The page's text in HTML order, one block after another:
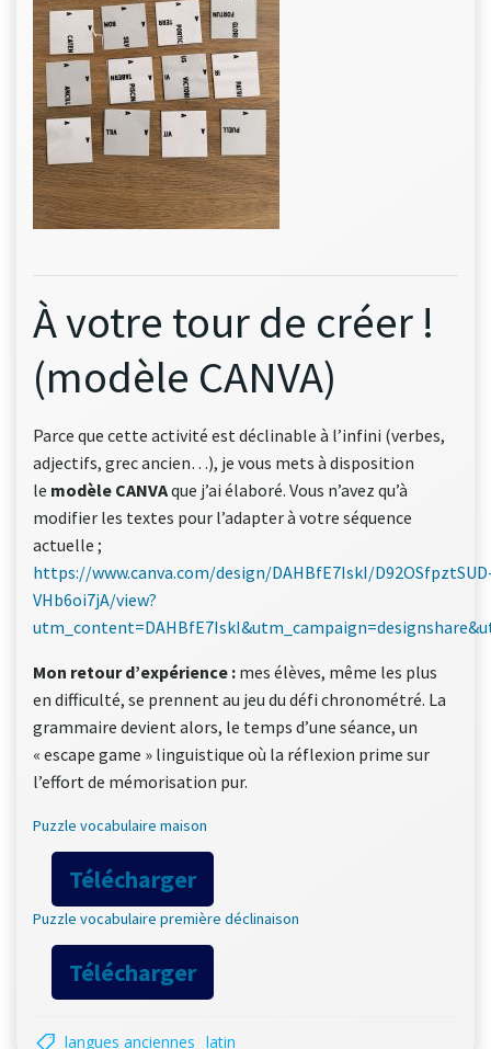
À votre tour de créer !
(modèle CANVA)
Parce que cette activité est déclinable à l’infini (verbes,
adjectifs, grec ancien…), je vous mets à disposition
le modèle CANVAque j’ai élaboré. Vous n’avez qu’à
modifier les textes pour l’adapter à votre séquence
actuelle ;
https://www.canva.com/design/DAHBfE7IskI/
VHb6oi7jA/view?
Mon retour d’expérience : mes élèves, même les plus
en difficulté, se prennent au jeu du défi chronométré. La
grammaire devient alors, le temps d’une séance, un
« escape game » linguistique où la réflexion prime sur
l’effort de mémorisation pur.
Puzzle vocabulaire maison
Télécharger
Puzzle vocabulaire première déclinaison
Télécharger
langues anciennes latin